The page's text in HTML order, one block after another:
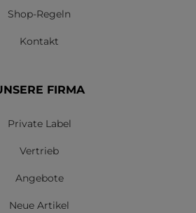
Shop-Regeln
Kontakt
FIRMA
Private Label
Vertrieb
Angebote
Neue Artikel